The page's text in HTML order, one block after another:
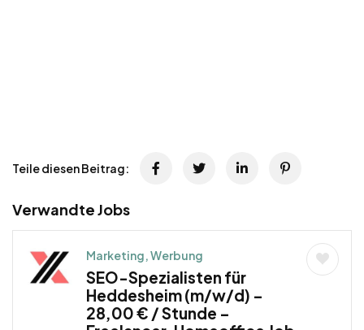
Teile diesen Beitrag:
Verwandte Jobs
Marketing, Werbung
SEO-Spezialisten für
Heddesheim (m/w/d) –
28,00 € / Stunde –